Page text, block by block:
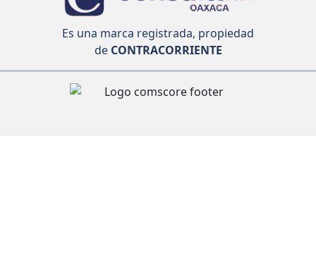
Es una marca registrada, propiedad
deCONTRACORRIENTE